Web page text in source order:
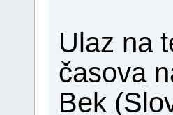
Ulaz na
časova
Bek